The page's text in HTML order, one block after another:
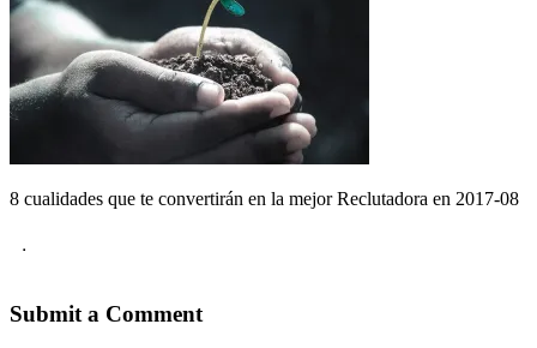
8 cualidades que te convertirán en la mejor Reclutadora en 2017-08
.
Submit a Comment